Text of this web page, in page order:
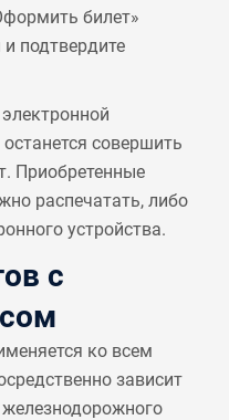
билет»
подтвердите
совершить
Приобретенные
распечатать, либо
устройства.
с
ко всем
зависит